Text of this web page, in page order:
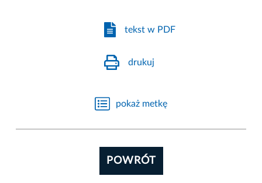
tekst w PDF
drukuj
pokaż metkę
POWRÓT